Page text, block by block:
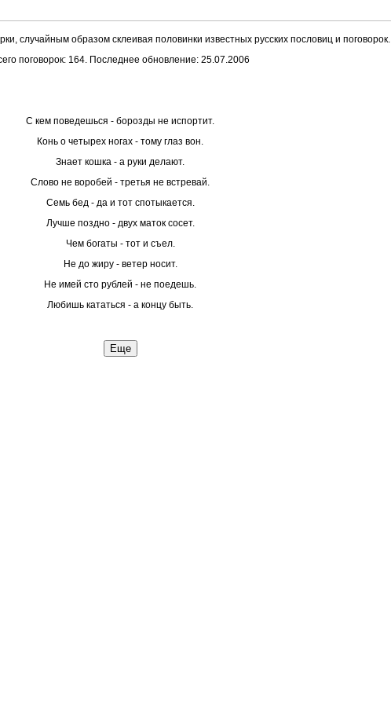
случайным образом cклеивая половинки известных русских пословиц и поговорок.
поговорок: 164. Последнее обновление: 25.07.2006
С кем поведешься - борозды не испортит.
Конь о четырех ногах - тому глаз вон.
Знает кошка - а руки делают.
Слово не воробей - третья не встревай.
Семь бед - да и тот спотыкается.
Лучше поздно - двух маток сосет.
Чем богаты - тот и съел.
Не до жиру - ветер носит.
Не имей сто рублей - не поедешь.
Любишь кататься - а концу быть.